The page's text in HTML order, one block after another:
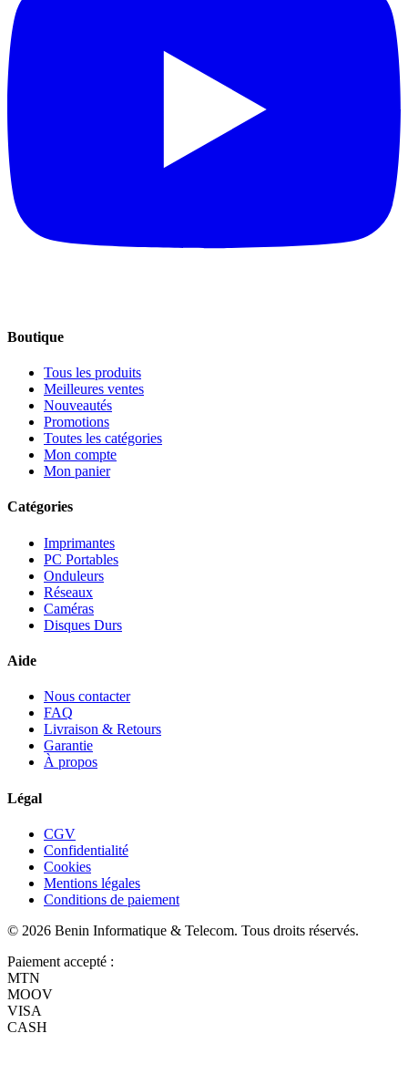
Boutique
Tous les produits
Meilleures ventes
Nouveautés
Promotions
Toutes les catégories
Mon compte
Mon panier
Catégories
Imprimantes
PC Portables
Onduleurs
Réseaux
Caméras
Disques Durs
Aide
Nous contacter
FAQ
Livraison & Retours
Garantie
À propos
Légal
CGV
Confidentialité
Cookies
Mentions légales
Conditions de paiement
© 2026 Benin Informatique & Telecom. Tous droits réservés.
Paiement accepté :
MTN
MOOV
VISA
CASH